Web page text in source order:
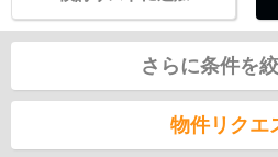
さらに条件を
物件リクエ